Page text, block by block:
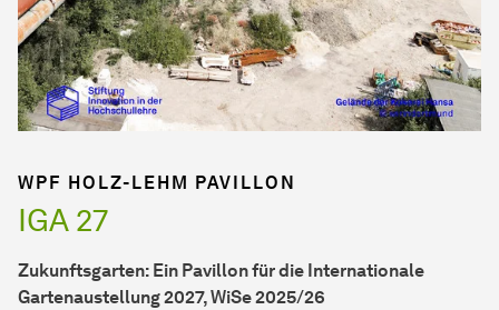
WPF HOLZ-LEHM PAVILLON
IGA 27
Zukunftsgarten: Ein Pavillon für die Internationale
Gartenaustellung 2027, WiSe 2025/26